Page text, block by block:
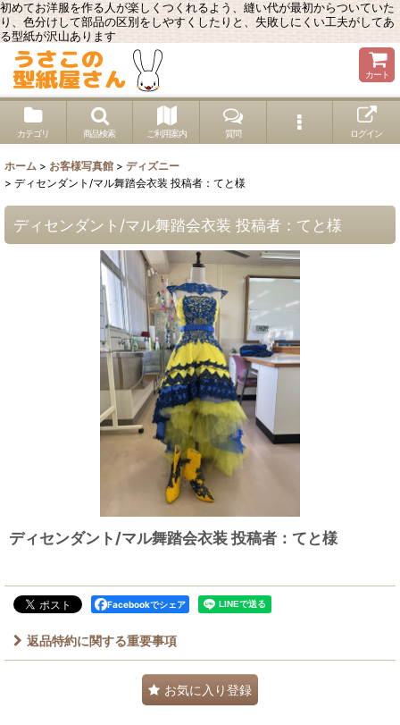
初めてお洋服を作る人が楽しくつくれるよう、縫い代が最初からついていた
り、色分けして部品の区別をしやすくしたりと、失敗しにくい工夫がしてあ
る型紙が沢山あります
カート
カテゴリ 商品検索 ご利用案内 質問 ログイン
ホーム > お客様写真館 > ディズニー
> ディセンダント/マル舞踏会衣装 投稿者：てと様
ディセンダント/マル舞踏会衣装 投稿者：てと様
ディセンダント/マル舞踏会衣装 投稿者：てと様
Facebookでシェア
返品特約に関する重要事項
お気に入り登録